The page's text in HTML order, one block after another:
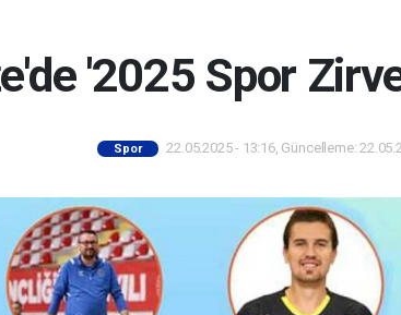
'2025 Spor
Spor 22.05.2025 - 13:16, Güncelleme: